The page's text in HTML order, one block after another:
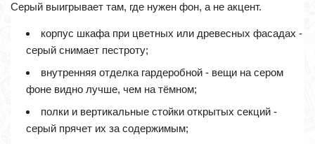
Серый выигрывает там, где нужен фон, а не акцент.
корпус шкафа при цветных или древесных фасадах -
серый снимает пестроту;
внутренняя отделка гардеробной - вещи на сером
фоне видно лучше, чем на тёмном;
полки и вертикальные стойки открытых секций -
серый прячет их за содержимым;